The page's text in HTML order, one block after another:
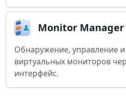
Monitor Manager
Обнаружение, управление
виртуальных мониторов
интерфейс.